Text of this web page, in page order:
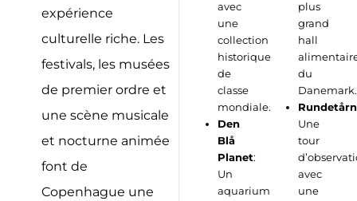
expérience
culturelle riche. Les
festivals, les musées
de premier ordre et
une scène musicale
et nocturne animée
font de
Copenhague une
avec
une
collection
historique
de
classe
mondiale.
Den
Blå
Planet:
Un
aquarium
plus
grand
hall
du
Danemark.
Rundetårn
Une
tour
avec
une